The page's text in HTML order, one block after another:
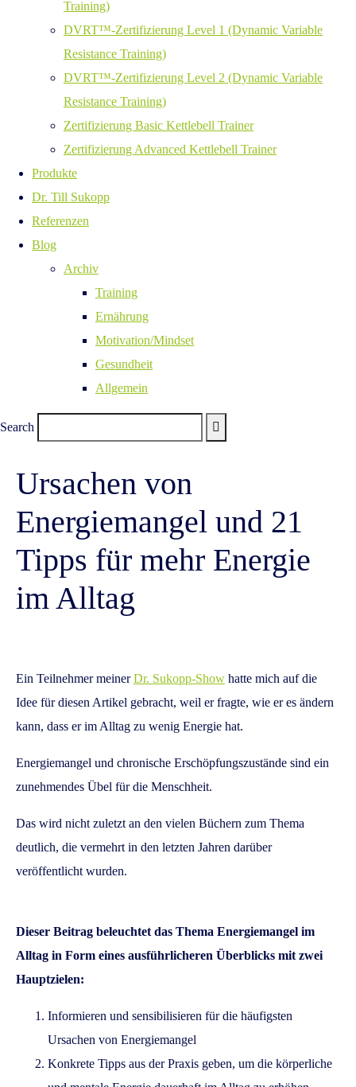
Training)
DVRT™-Zertifizierung Level 1 (Dynamic Variable
Resistance Training)
DVRT™-Zertifizierung Level 2 (Dynamic Variable
Resistance Training)
Zertifizierung Basic Kettlebell Trainer
Zertifizierung Advanced Kettlebell Trainer
Produkte
Dr. Till Sukopp
Referenzen
Blog
Archiv
Training
Ernährung
Motivation/Mindset
Gesundheit
Allgemein
Search
Ursachen von
Energiemangel und 21
Tipps für mehr Energie
im Alltag
Ein Teilnehmer meinerDr. Sukopp-Show hatte mich auf die
Idee für diesen Artikel gebracht, weil er fragte, wie er es ändern
kann, dass er im Alltag zu wenig Energie hat.
Energiemangel und chronische Erschöpfungszustände sind ein
zunehmendes Übel für die Menschheit.
Das wird nicht zuletzt an den vielen Büchern zum Thema
deutlich, die vermehrt in den letzten Jahren darüber
veröffentlicht wurden.
Dieser Beitrag beleuchtet das Thema Energiemangel im
Alltag in Form eines ausführlicheren Überblicks mit zwei
Hauptzielen:
Informieren und sensibilisieren für die häufigsten
Ursachen von Energiemangel
Konkrete Tipps aus der Praxis geben, um die körperliche